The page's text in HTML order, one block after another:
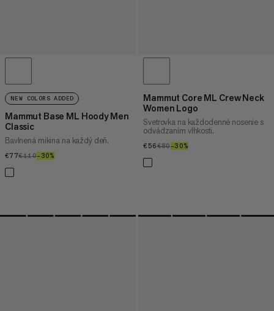
NEW COLORS ADDED
Mammut Base ML Hoody Men
Classic
Bavlnená mikina na každý deň.
€77€77
€110€110
–30%
Mammut Core ML Crew Neck
Women Logo
Svetrovka na každodenné nosenie s
odvádzaním vlhkosti.
€56€56
€80€80
–30%